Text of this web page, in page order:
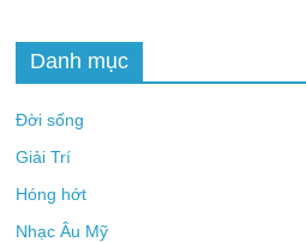
Danh mục
Đời sống
Giải Trí
Hóng hớt
Nhạc Âu Mỹ